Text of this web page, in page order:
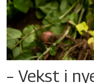
– Vekst i